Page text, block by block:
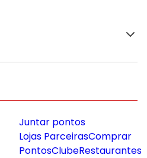
Juntar pontos
Lojas ParceirasComprar
PontosClubeRestaurantes